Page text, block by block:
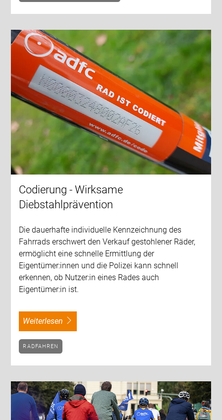
Codierung - Wirksame
Diebstahlprävention
Die dauerhafte individuelle Kennzeichnung des
Fahrrads erschwert den Verkauf gestohlener Räder,
ermöglicht eine schnelle Ermittlung der
Eigentümer:innen und die Polizei kann schnell
erkennen, ob Nutzer:in eines Rades auch
Eigentümer:in ist.
weiterlesen
RADFAHREN